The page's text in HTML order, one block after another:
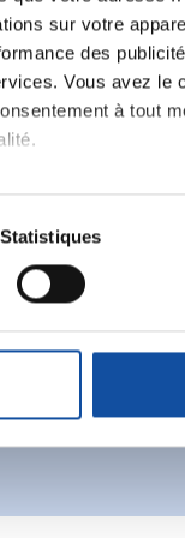
sur votre
des
Vous avez le
à tout
peuvent être
vos
à partir de la
Statistiques
besoin de vous